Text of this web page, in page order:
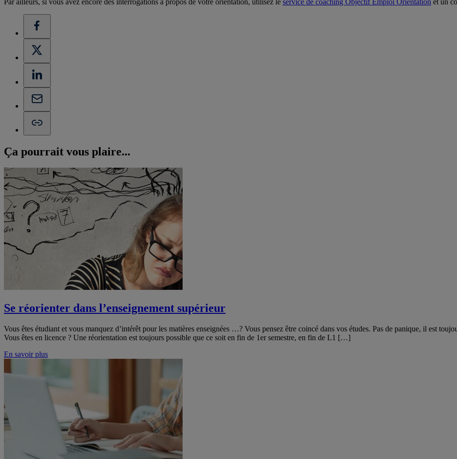
Ça pourrait vous plaire...
Se réorienter dans l’enseignement supérieur
Vous êtes étudiant et vous manquez d’intérêt pour les matières enseignées …? Vous pensez être coincé dans vos études. Pas de panique, il est
Vous êtes en licence ? Une réorientation est toujours possible que ce soit en fin de 1er semestre, en fin de L1 […]
En savoir plus